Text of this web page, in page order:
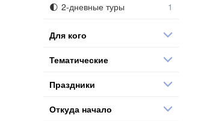
2-дневные туры
Для кого
Тематические
Праздники
Откуда начало